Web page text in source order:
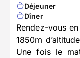
Déjeuner
Dîner
Rendez-vous
1850m
Une fois le